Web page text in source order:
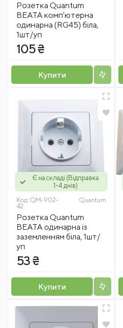
Розетка Quantum
BEATA комп'ютерна
одинарна (RG45) біла,
1шт/уп
105 ₴
Купити
Є на складі (Відправка
1-4 днів)
Код: QM-902-
42
Quantum
Розетка Quantum
BEATA одинарна із
заземленням біла, 1шт/
уп
53 ₴
Купити